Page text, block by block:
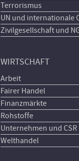
Terrorismus
UN und internationale
Zivilgesellschaft und
WIRTSCHAFT
Arbeit
Fairer Handel
Finanzmärkte
Rohstoffe
Unternehmen und CSR
Welthandel